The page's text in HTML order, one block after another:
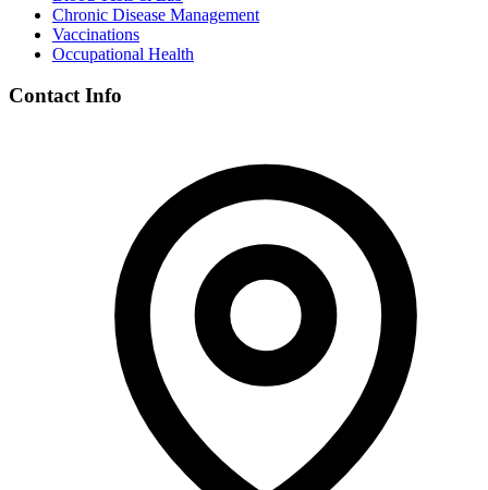
Chronic Disease Management
Vaccinations
Occupational Health
Contact Info